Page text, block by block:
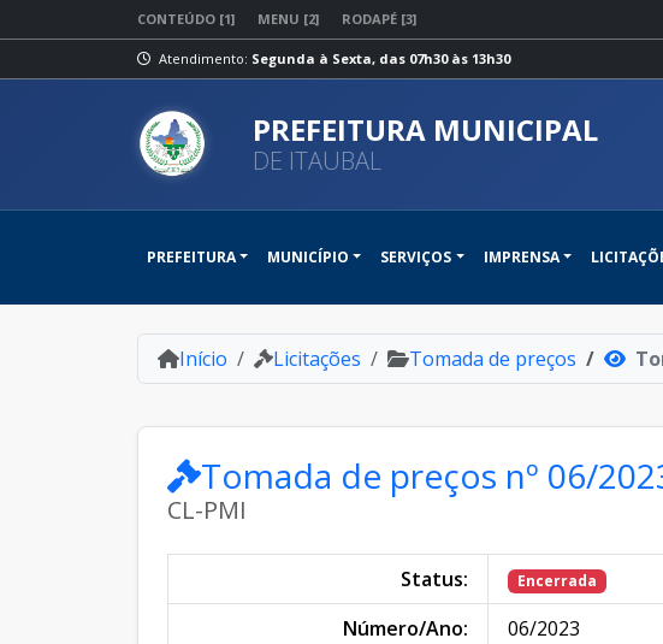
CONTEÚDO [1] MENU [2] RODAPÉ [3]
Atendimento: Segunda à Sexta, das 07h30 às 13h30
PREFEITURA MUNICIPAL
DE ITAUBAL
PREFEITURA MUNICÍPIO SERVIÇOS IMPRENSA
Início Licitações Tomada de preços
Tomada de preços nº 06/
CL-PMI
Status: Encerrada
Número/Ano:
06/2023